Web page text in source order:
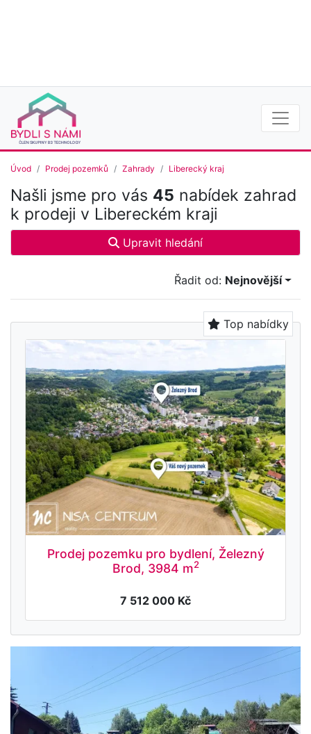
Úvod Prodej pozemků Zahrady Liberecký kraj
Našli jsme pro vás 45 nabídek zahrad
k prodeji v Libereckém kraji
Upravit hledání
Řadit od: Nejnovější
Top nabídky
Prodej pozemku pro bydlení, Železný
Brod, 3984 m2
7 512 000 Kč